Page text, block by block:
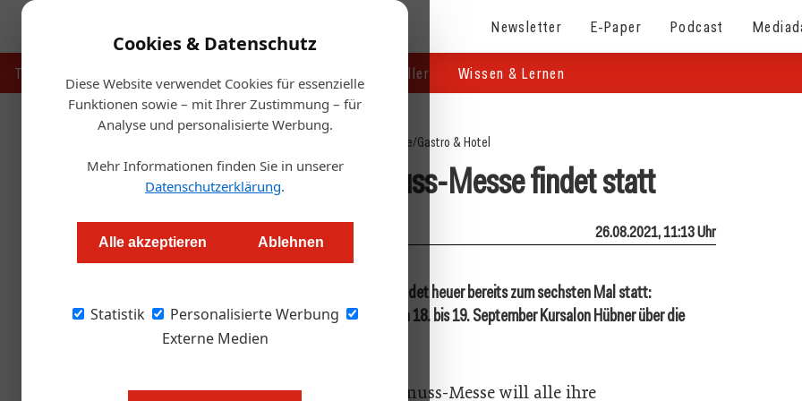
Cookies & Datenschutz
Diese Website verwendet Cookies für essenzielle
Funktionen sowie – mit Ihrer Zustimmung – für
Analyse und personalisierte Werbung.
Mehr Informationen finden Sie in unserer
Datenschutzerklärung.
Alle akzeptieren Ablehnen
Statistik
Personalisierte Werbung
Externe Medien
Newsletter E-Paper Podcast
Touristik Handel & Hersteller Wissen & Lernen
Startseite/Gastro & Hotel
Gault&Millau Genuss-Messe findet statt
Alexander Grübling 26.08.2021, 11:13 Uhr
Sie gilt als Trendbarometer der Kulinarik und findet heuer bereits zum sechsten Mal statt:
Die Gault&Millau Genuss-Messe 2021 geht von 18. bis 19. September Kursalon Hübner über die
Bühne.
Die 6. Auflage der Gault&Millau Genuss-Messe will alle ihre